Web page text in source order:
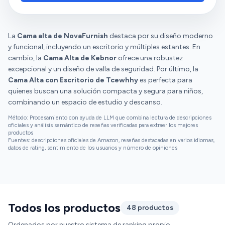
La Cama alta de NovaFurnish destaca por su diseño moderno
y funcional, incluyendo un escritorio y múltiples estantes. En
cambio, la Cama Alta de Kebnor ofrece una robustez
excepcional y un diseño de valla de seguridad. Por último, la
Cama Alta con Escritorio de Tcewhhy es perfecta para
quienes buscan una solución compacta y segura para niños,
combinando un espacio de estudio y descanso.
Método: Procesamiento con ayuda de LLM que combina lectura de descripciones
oficiales y análisis semántico de reseñas verificadas para extraer los mejores
productos
Fuentes: descripciones oficiales de Amazon, reseñas destacadas en varios idiomas,
datos de rating, sentimiento de los usuarios y número de opiniones
Todos los productos
48 productos